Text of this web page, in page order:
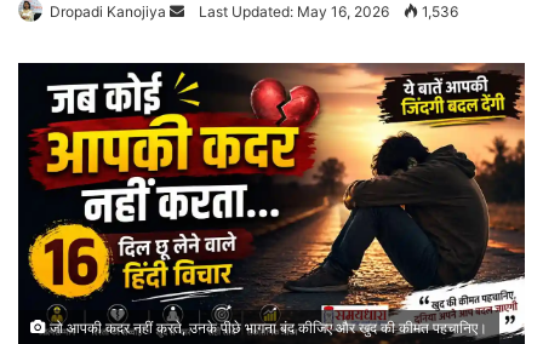
Dropadi Kanojiya
Send
email
Last Updated: May 16, 2026 1,536
जो आपकी कदर नहीं करते, उनके पीछे भागना बंद कीजिए और खुद की कीमत पहचानिए।